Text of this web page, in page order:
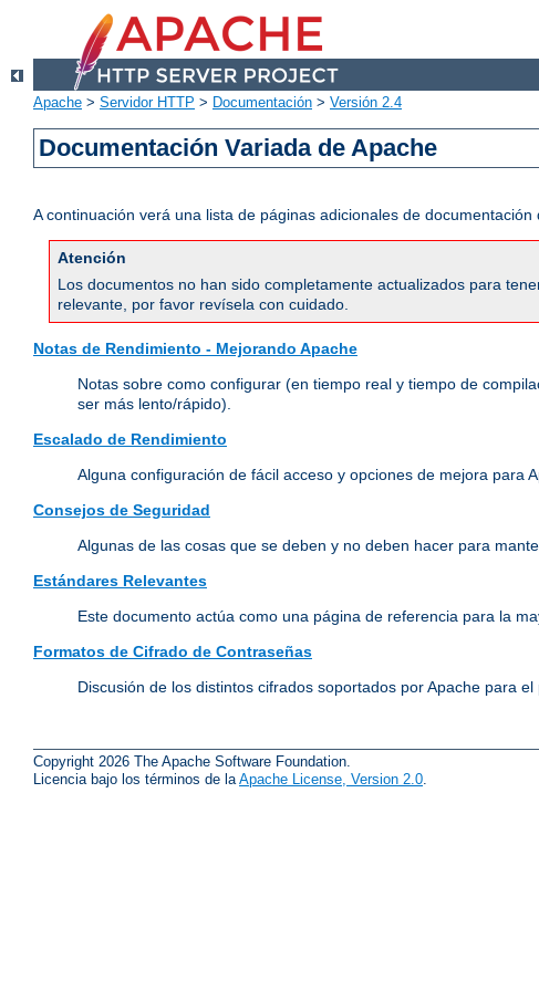
Apache > Servidor HTTP > Documentación > Versión 2.4
Documentación Variada de Apache
A continuación verá una lista de páginas adicionales de
Atención
Los documentos no han sido completamente actualizados para
relevante, por favor revísela con cuidado.
Notas de Rendimiento - Mejorando Apache
Notas sobre como configurar (en tiempo real y tiempo de
ser más lento/rápido).
Escalado de Rendimiento
Alguna configuración de fácil acceso y opciones de mejora para
Consejos de Seguridad
Algunas de las cosas que se deben y no deben hacer para
Estándares Relevantes
Este documento actúa como una página de referencia para la
Formatos de Cifrado de Contraseñas
Discusión de los distintos cifrados soportados por Apache para
Copyright 2026 The Apache Software Foundation.
Licencia bajo los términos de la Apache License, Version 2.0